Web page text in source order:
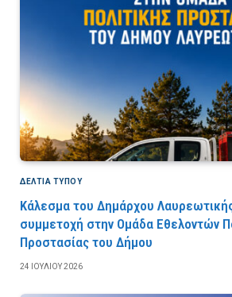
ΔΕΛΤΙΑ ΤΥΠΟΥ
Κάλεσμα του Δημάρχου
συμμετοχή στην Ομάδα Εθελοντών
Προστασίας του Δήμου
24 ΙΟΥΛΊΟΥ 2026